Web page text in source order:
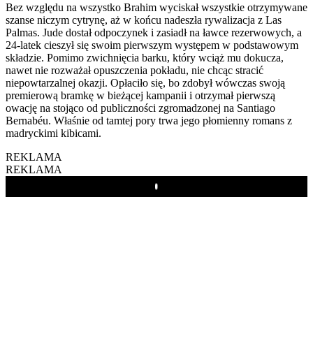
Bez względu na wszystko Brahim wyciskał wszystkie otrzymywane
szanse niczym cytrynę, aż w końcu nadeszła rywalizacja z Las
Palmas. Jude dostał odpoczynek i zasiadł na ławce rezerwowych, a
24-latek cieszył się swoim pierwszym występem w podstawowym
składzie. Pomimo zwichnięcia barku, który wciąż mu dokucza,
nawet nie rozważał opuszczenia pokładu, nie chcąc stracić
niepowtarzalnej okazji. Opłaciło się, bo zdobył wówczas swoją
premierową bramkę w bieżącej kampanii i otrzymał pierwszą
owację na stojąco od publiczności zgromadzonej na Santiago
Bernabéu. Właśnie od tamtej pory trwa jego płomienny romans z
madryckimi kibicami.
REKLAMA
REKLAMA
Play